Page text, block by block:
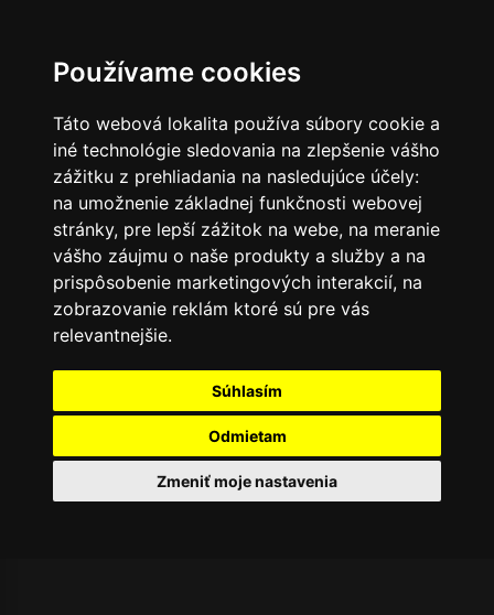
Používame cookies
Táto webová lokalita používa súbory cookie a
iné technológie sledovania na zlepšenie vášho
zážitku z prehliadania na nasledujúce účely:
na umožnenie základnej funkčnosti webovej
stránky, pre lepší zážitok na webe, na meranie
vášho záujmu o naše produkty a služby a na
prispôsobenie marketingových interakcií, na
zobrazovanie reklám ktoré sú pre vás
relevantnejšie.
Súhlasím
Odmietam
Zmeniť moje nastavenia